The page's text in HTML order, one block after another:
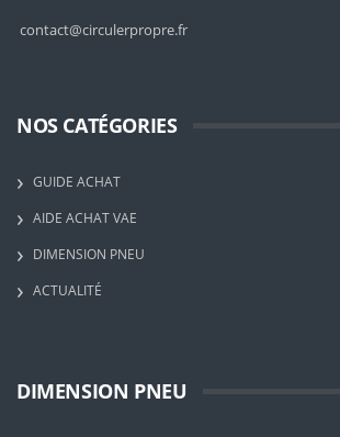
contact@circulerpropre.fr
NOS CATÉGORIES
GUIDE ACHAT
AIDE ACHAT VAE
DIMENSION PNEU
ACTUALITÉ
DIMENSION PNEU